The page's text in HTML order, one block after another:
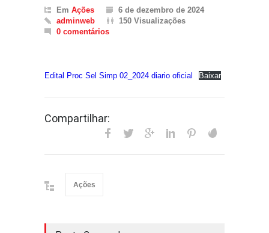
Em Ações
6 de dezembro de 2024
adminweb
150 Visualizações
0 comentários
Edital Proc Sel Simp 02_2024 diario oficial Baixar
Compartilhar:
Ações